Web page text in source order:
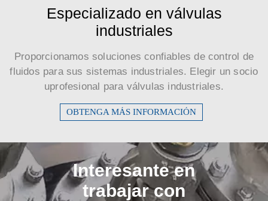
Especializado en válvulas
industriales
Proporcionamos soluciones confiables de control de
fluidos para sus sistemas industriales. Elegir un socio
uprofesional para válvulas industriales.
OBTENGA MÁS INFORMACIÓN
Interesante en
trabajar con